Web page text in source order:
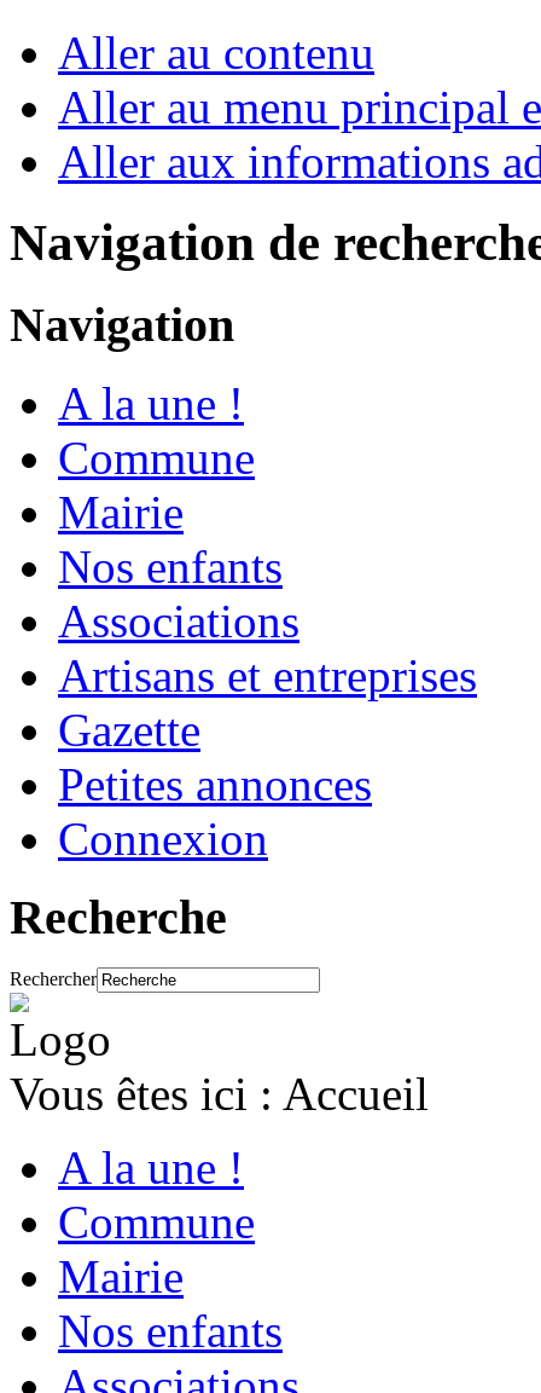
Aller au contenu
Aller au menu principal
Aller aux informations
Navigation de
Navigation
A la une !
Commune
Mairie
Nos enfants
Associations
Artisans et entreprises
Gazette
Petites annonces
Connexion
Recherche
Rechercher
Vous êtes ici : Accueil
A la une !
Commune
Mairie
Nos enfants